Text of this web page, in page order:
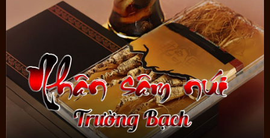
để giữ gìn, thử 1 lần yêu thương sức khỏe của mình đúng cách,
nâng niu nó để trải nghiệm những cảm giác hạnh phúc, khỏe mạnh
**Lưu ý
- Sản phẩm không phải là thuốc không có tác dụng thay thế thuốc
chữa bệnh.
- Tác dụng của sản phẩm có thể thay đổi tùy theo tình trạng cơ địa